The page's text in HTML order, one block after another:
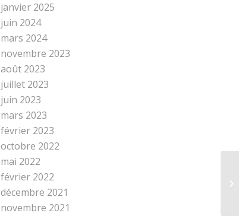
janvier 2025
juin 2024
mars 2024
novembre 2023
août 2023
juillet 2023
juin 2023
mars 2023
février 2023
octobre 2022
mai 2022
février 2022
décembre 2021
novembre 2021